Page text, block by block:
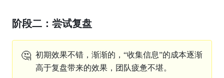
阶段二：尝试复盘
🤔 初期效果不错，渐渐的，“收集信息”的成本逐渐
高于复盘带来的效果，团队疲惫不堪。